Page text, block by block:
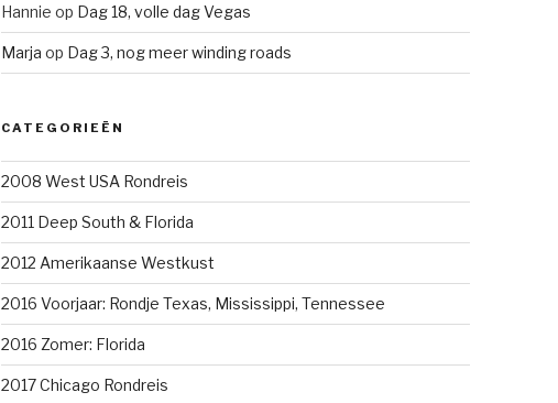
Hannie op Dag 18, volle dag Vegas
Marja op Dag 3, nog meer winding roads
CATEGORIEËN
2008 West USA Rondreis
2011 Deep South & Florida
2012 Amerikaanse Westkust
2016 Voorjaar: Rondje Texas, Mississippi, Tennessee
2016 Zomer: Florida
2017 Chicago Rondreis